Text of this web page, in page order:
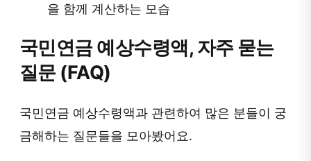
을 함께 계산하는 모습
국민연금 예상수령액, 자주 묻는
질문 (FAQ)
국민연금 예상수령액과 관련하여 많은 분들이 궁
금해하는 질문들을 모아봤어요.